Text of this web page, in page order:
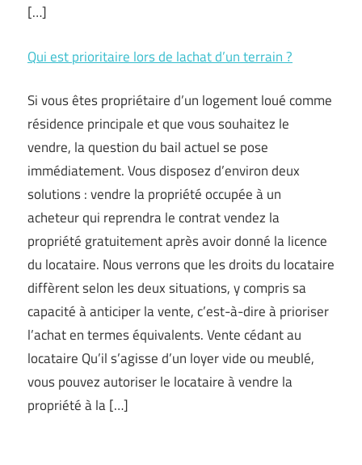
[…]
Qui est prioritaire lors de lachat d’un terrain ?
Si vous êtes propriétaire d’un logement loué comme
résidence principale et que vous souhaitez le
vendre, la question du bail actuel se pose
immédiatement. Vous disposez d’environ deux
solutions : vendre la propriété occupée à un
acheteur qui reprendra le contrat vendez la
propriété gratuitement après avoir donné la licence
du locataire. Nous verrons que les droits du locataire
diffèrent selon les deux situations, y compris sa
capacité à anticiper la vente, c’est-à-dire à prioriser
l’achat en termes équivalents. Vente cédant au
locataire Qu’il s’agisse d’un loyer vide ou meublé,
vous pouvez autoriser le locataire à vendre la
propriété à la […]